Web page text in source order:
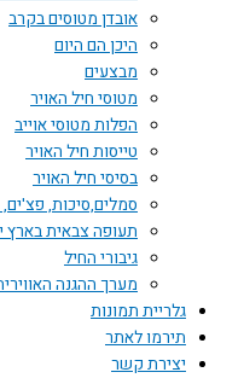
אובדן מטוסים בקרב
היכן הם היום
מבצעים
מטוסי חיל האויר
הפלות מטוסי אוייב
טייסות חיל האויר
בסיסי חיל האויר
סמלים,סיכות, פצ'ים, תגי
תעופה צבאית בארץ ישראל
גיבורי החיל
מערך ההגנה האווירית
גלריית תמונות
תירמו לאתר
יצירת קשר